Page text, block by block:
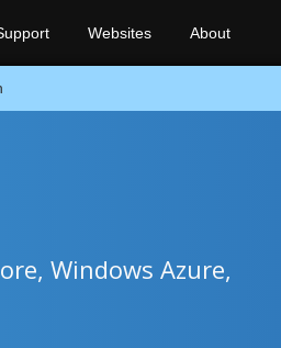
Websites About
Windows Azure,